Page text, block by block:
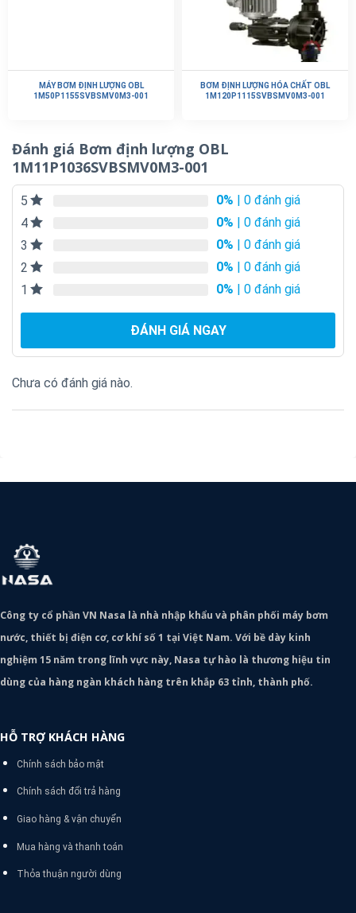
MÁY BƠM ĐỊNH LƯỢNG OBL
1M50P1155SVBSMV0M3-001
BƠM ĐỊNH LƯỢNG HÓA CHẤT OBL
1M120P1115SVBSMV0M3-001
Đánh giá Bơm định lượng OBL
1M11P1036SVBSMV0M3-001
5 0% | 0 đánh giá
4
0% | 0 đánh giá
3
0% | 0 đánh giá
2
0% | 0 đánh giá
1
0% | 0 đánh giá
ĐÁNH GIÁ NGAY
Chưa có đánh giá nào.
Công ty cổ phần VN Nasa là nhà nhập khẩu và phân phối máy bơm
nước, thiết bị điện cơ, cơ khí số 1 tại Việt Nam. Với bề dày kinh
nghiệm 15 năm trong lĩnh vực này, Nasa tự hào là thương hiệu tin
dùng của hàng ngàn khách hàng trên khắp 63 tỉnh, thành phố.
HỖ TRỢ KHÁCH HÀNG
Chính sách bảo mật
Chính sách đổi trả hàng
Giao hàng & vận chuyển
Mua hàng và thanh toán
Thỏa thuận người dùng